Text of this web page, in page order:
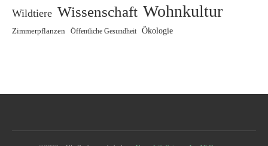
Wildtiere Wissenschaft Wohnkultur
Zimmerpflanzen Öffentliche Gesundheit Ökologie